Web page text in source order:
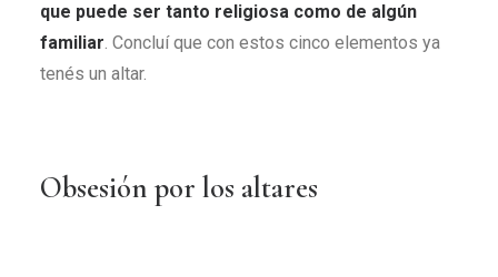
que puede ser tanto religiosa como de algún
familiar. Concluí que con estos cinco elementos ya
tenés un altar.
Obsesión por los altares